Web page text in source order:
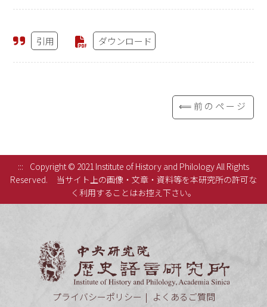
引用 ダウンロード
⟸前のページ
:::
Copyright © 2021 Institute of History and Philology All Rights
Reserved.
当サイト上の画像・文章・資料等を本研究所の許可な
く利用することはお控え下さい。
プライバシーポリシー
よくあるご質問